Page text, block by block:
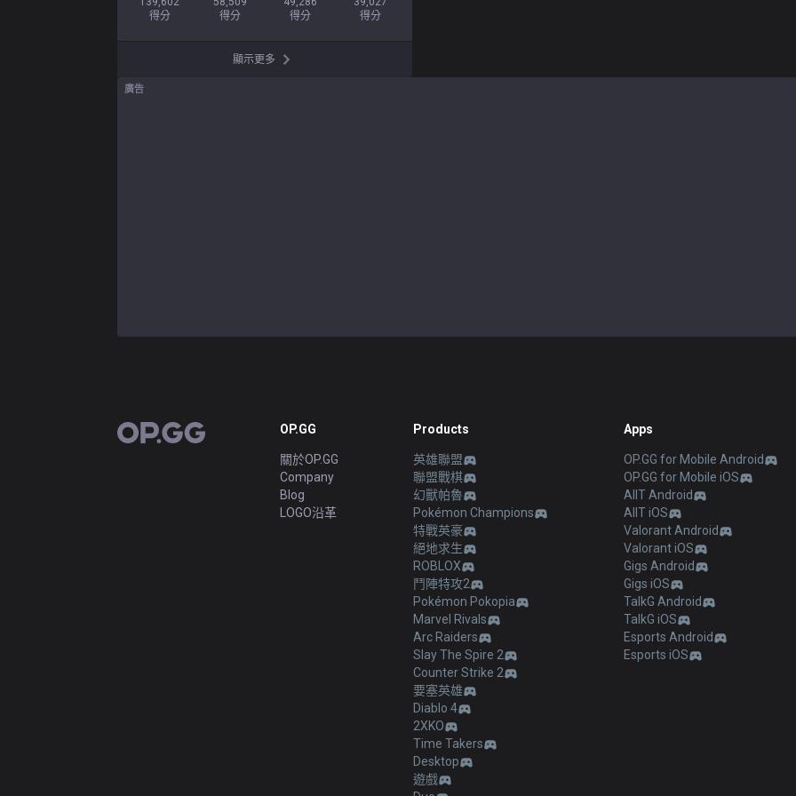
得分
得分
得分
得分
顯示更多
廣告
OP.GG OP.GG
關於OP.GG
Company
Blog
LOGO沿革
Products
英雄聯盟
聯盟戰棋
幻獸帕魯
Pokémon Champions
特戰英豪
絕地求生
ROBLOX
鬥陣特攻2
Pokémon Pokopia
Marvel Rivals
Arc Raiders
Slay The Spire 2
Counter Strike 2
要塞英雄
Diablo 4
2XKO
Time Takers
Desktop
遊戲
Apps
OP.GG for Mobile Android
OP.GG for Mobile iOS
AllT Android
AllT iOS
Valorant Android
Valorant iOS
Gigs Android
Gigs iOS
TalkG Android
TalkG iOS
Esports Android
Esports iOS